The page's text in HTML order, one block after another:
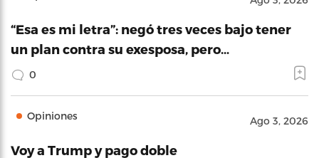
“Esa es mi letra”: negó tres veces bajo tener
un plan contra su exesposa, pero…
0
Opiniones Ago 3, 2026
Voy a Trump y pago doble